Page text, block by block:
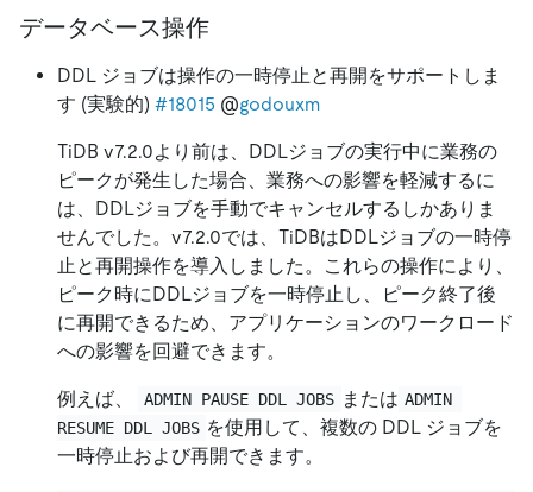
データベース操作
DDL ジョブは操作の一時停止と再開をサポートしま
す (実験的) #18015 @godouxm
TiDB v7.2.0より前は、DDLジョブの実行中に業務の
ピークが発生した場合、業務への影響を軽減するに
は、DDLジョブを手動でキャンセルするしかありま
せんでした。v7.2.0では、TiDBはDDLジョブの一時停
止と再開操作を導入しました。これらの操作により、
ピーク時にDDLジョブを一時停止し、ピーク終了後
に再開できるため、アプリケーションのワークロード
への影響を回避できます。
例えば、 ADMIN PAUSE DDL JOBS または ADMIN
RESUME DDL JOBS を使用して、複数の DDL ジョブを
一時停止および再開できます。